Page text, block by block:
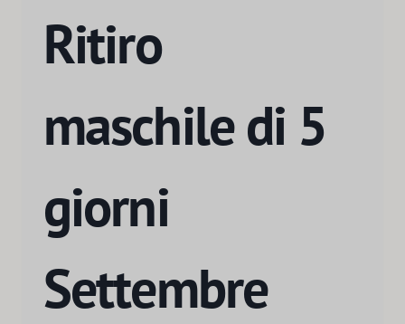
Ritiro
maschile di 5
giorni
Settembre